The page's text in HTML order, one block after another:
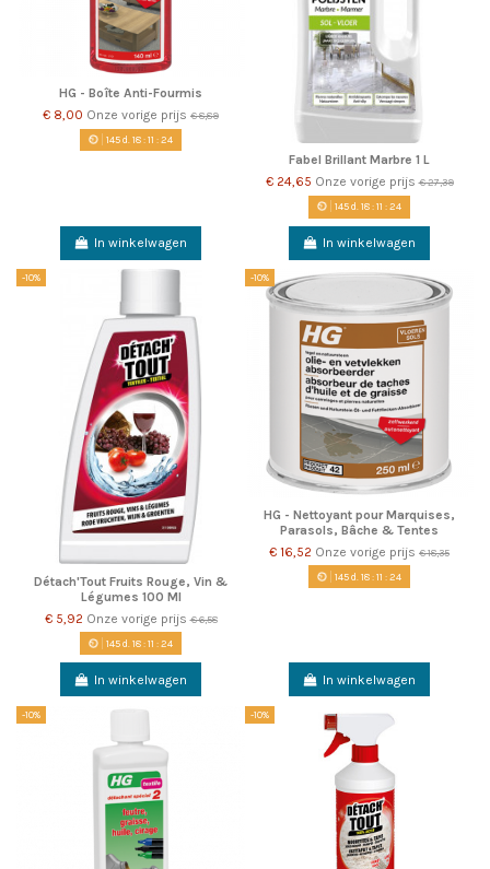
HG - Boîte Anti-Fourmis
€ 8,00 Onze vorige prijs € 8,89
145d. 18:11 :22
In winkelwagen
Fabel Brillant Marbre 1 L
€ 24,65 Onze vorige prijs€ 27,39
145d.18:11 :22
In winkelwagen
-10%
Détach'Tout Fruits Rouge, Vin &
Légumes 100 Ml
€ 5,92 Onze vorige prijs€ 6,58
145d. 18:11 :22
In winkelwagen
-10%
HG - Nettoyant pour Marquises,
Parasols, Bâche & Tentes
€ 16,52 Onze vorige prijs € 18,35
145d. 18:11 :22
In winkelwagen
-10% -10%